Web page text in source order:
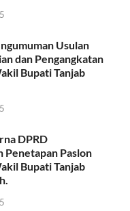
Usulan
dan Pengangkatan
Bupati Tanjab
DPRD
Penetapan Paslon
Bupati Tanjab